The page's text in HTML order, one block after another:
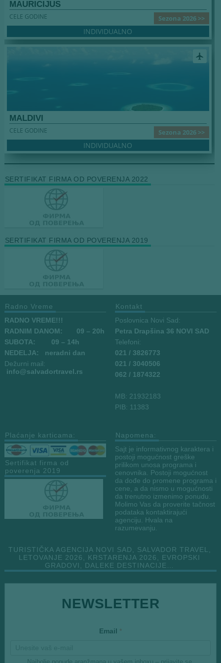
MAURICIJUS
Sezona 2026 >>
CELE GODINE
INDIVIDUALNO
airplanemode_active
MALDIVI
Sezona 2026 >>
CELE GODINE
INDIVIDUALNO
SERTIFIKAT FIRMA OD POVERENJA 2022
SERTIFIKAT FIRMA OD POVERENJA 2019
Radno Vreme
RADNO VREME!!!
RADNIM DANOM:
09 – 20h
SUBOTA: 09 – 14h
NEDELJA: neradni dan
Dežurni mail:
info@salvadortravel.rs
Kontakt
Poslovnica Novi Sad:
Petra Drapšina 36 NOVI SAD
Telefoni:
021 / 3826773
021 / 3040506
062 / 1874322
MB: 21932183
PIB: 11383
Plaćanje karticama:
Sertifikat firma od
poverenja 2019
Napomena:
Sajt je informativnog karaktera i
postoji mogućnost greške
prilikom unosa programa i
cenovnika. Postoji mogućnost
da dođe do promene programa i
cene, a da nismo u mogućnosti
da trenutno izmenimo ponudu.
Molimo Vas da proverite tačnost
podataka kontaktirajući
agenciju. Hvala na
razumevanju.
TURISTIČKA AGENCIJA NOVI SAD, SALVADOR TRAVEL,
LETOVANJE 2026, KRSTARENJA 2026, EVROPSKI
GRADOVI, DALEKE DESTINACIJE…
NEWSLETTER
m
Email *